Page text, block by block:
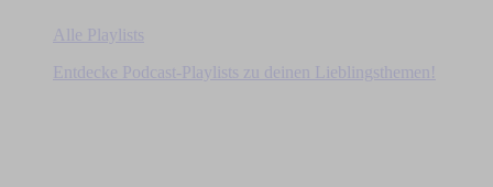
Alle Playlists
Entdecke Podcast-Playlists zu deinen Lieblingsthemen!